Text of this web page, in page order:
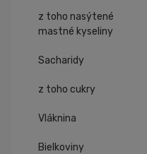
z toho nasýtené
mastné kyseliny
Sacharidy
z toho cukry
Vláknina
Bielkoviny